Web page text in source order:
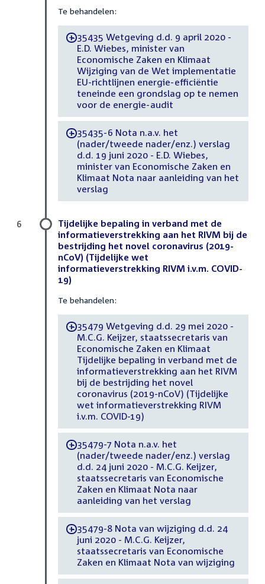
Te behandelen:
-35435 Wetgeving d.d. 9 april 2020 -
E.D. Wiebes, minister van
Economische Zaken en Klimaat
Wijziging van de Wet implementatie
EU-richtlijnen energie-efficiëntie
teneinde een grondslag op te nemen
voor de energie-audit
-35435-6 Nota n.a.v. het
(nader/tweede nader/enz.) verslag
d.d. 19 juni 2020 - E.D. Wiebes,
minister van Economische Zaken en
Klimaat Nota naar aanleiding van het
verslag
Tijdelijke bepaling in verband met de
informatieverstrekking aan het RIVM bij de
bestrijding het novel coronavirus (2019-
nCoV) (Tijdelijke wet
informatieverstrekking RIVM i.v.m. COVID-
19)
Te behandelen:
-35479 Wetgeving d.d. 29 mei 2020 -
M.C.G. Keijzer, staatssecretaris van
Economische Zaken en Klimaat
Tijdelijke bepaling in verband met de
informatieverstrekking aan het RIVM
bij de bestrijding het novel
coronavirus (2019-nCoV) (Tijdelijke
wet informatieverstrekking RIVM
i.v.m. COVID-19)
-35479-7 Nota n.a.v. het
(nader/tweede nader/enz.) verslag
d.d. 24 juni 2020 - M.C.G. Keijzer,
staatssecretaris van Economische
Zaken en Klimaat Nota naar
aanleiding van het verslag
-35479-8 Nota van wijziging d.d. 24
juni 2020 - M.C.G. Keijzer,
staatssecretaris van Economische
Zaken en Klimaat Nota van wijziging
6